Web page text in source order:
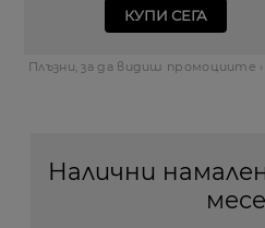
КУПИ СЕГА
Плъзни, за да видиш промоциите ›
Налични